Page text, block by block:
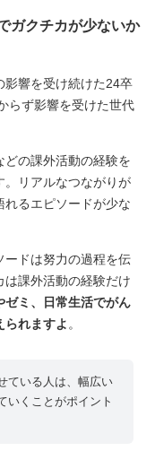
ガクチカが少ないか
影響を受け続けた24卒
らず影響を受けた世代
の課外活動の経験を
。リアルなつながりが
るエピソードが少な
ードは努力の過程を伝
は課外活動の経験だけ
ゼミ、日常生活でがん
られますよ 。
ている人は、幅広い
いくことがポイント